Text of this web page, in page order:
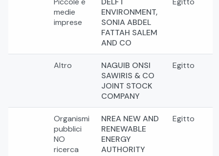
medie
imprese
ENVIRONMENT,
SONIA ABDEL
FATTAH SALEM
AND CO
Altro
NAGUIB ONSI
SAWIRIS & CO
JOINT STOCK
COMPANY
Egitto
Organismi
pubblici
NO
ricerca
NREA NEW AND
RENEWABLE
ENERGY
AUTHORITY
Egitto